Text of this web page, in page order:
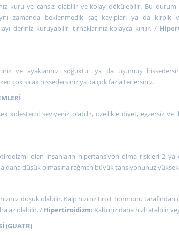
kuru ve cansız olabilir ve kolay dökülebilir. Bu
zamanda beklenmedik saç kayıpları ya da kirpik
deriniz kuruyabilir, tırnaklarınız kolayca kırılır. /
ve ayaklarınız soğuktur ya da üşümüş
çok sıcak hissedersiniz ya da çok fazla terlersiniz.
kolesterol seviyeniz olabilir, özellikle diyet, egzersiz ve
olan insanların hipertansiyon olma riskleri 2 ya
daha düşük olmasına rağmen büyük tansiyonunuz yüksek
düşük olabilir. Kalp hızınız tiroit hormonu
az olabilir. / Hipertiroidizm: Kalbiniz daha hızlı atabilir
(GUATR)